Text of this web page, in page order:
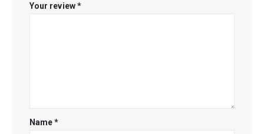
Your review*
Name*